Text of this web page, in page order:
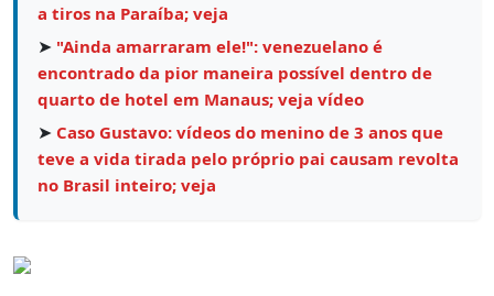
a tiros na Paraíba; veja
➤ "Ainda amarraram ele!": venezuelano é
encontrado da pior maneira possível dentro de
quarto de hotel em Manaus; veja vídeo
➤ Caso Gustavo: vídeos do menino de 3 anos que
teve a vida tirada pelo próprio pai causam revolta
no Brasil inteiro; veja